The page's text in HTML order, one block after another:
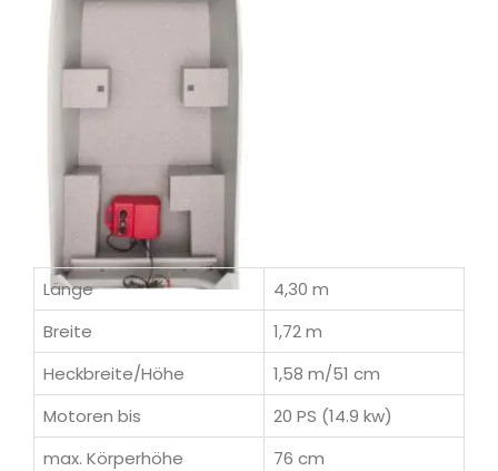
Länge
4,30 m
Breite
1,72 m
Heckbreite/Höhe
1,58 m/51 cm
Motoren bis
20 PS (14.9 kw)
max. Körperhöhe
76 cm